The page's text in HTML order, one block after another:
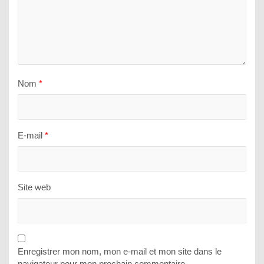
Nom *
E-mail *
Site web
Enregistrer mon nom, mon e-mail et mon site dans le